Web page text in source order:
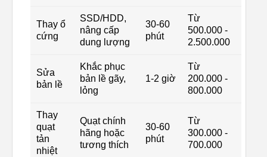
Thay ổ
cứng
SSD/HDD,
nâng cấp
dung lượng
30-60
phút
Từ
500.000 -
2.500.000
Sửa
bản lề
Khắc phục
bản lề gãy,
lỏng
1-2 giờ
Từ
200.000 -
800.000
Thay
quạt
tản
nhiệt
Quạt chính
hãng hoặc
tương thích
30-60
phút
Từ
300.000 -
700.000